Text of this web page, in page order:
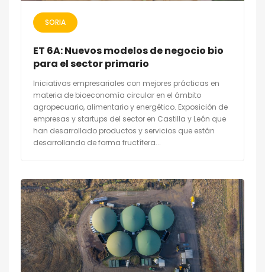
SORIA
ET 6A: Nuevos modelos de negocio bio
para el sector primario
Iniciativas empresariales con mejores prácticas en
materia de bioeconomía circular en el ámbito
agropecuario, alimentario y energético. Exposición de
empresas y startups del sector en Castilla y León que
han desarrollado productos y servicios que están
desarrollando de forma fructífera...